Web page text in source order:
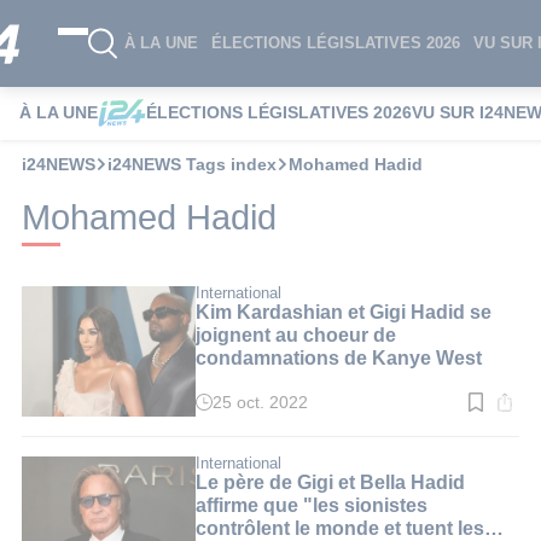
À LA UNE ÉLECTIONS LÉGISLATIVES 2026 VU SUR
À LA UNE ÉLECTIONS LÉGISLATIVES 2026VU SUR
i24NEWS i24NEWS Tags index Mohamed Hadid
Mohamed Hadid
International
Kim Kardashian et Gigi Hadid se
joignent au choeur de
condamnations de Kanye West
Temps
:
3
min.
25 oct. 2022
International
Le père de Gigi et Bella Hadid
affirme que "les sionistes
contrôlent le monde et tuent les